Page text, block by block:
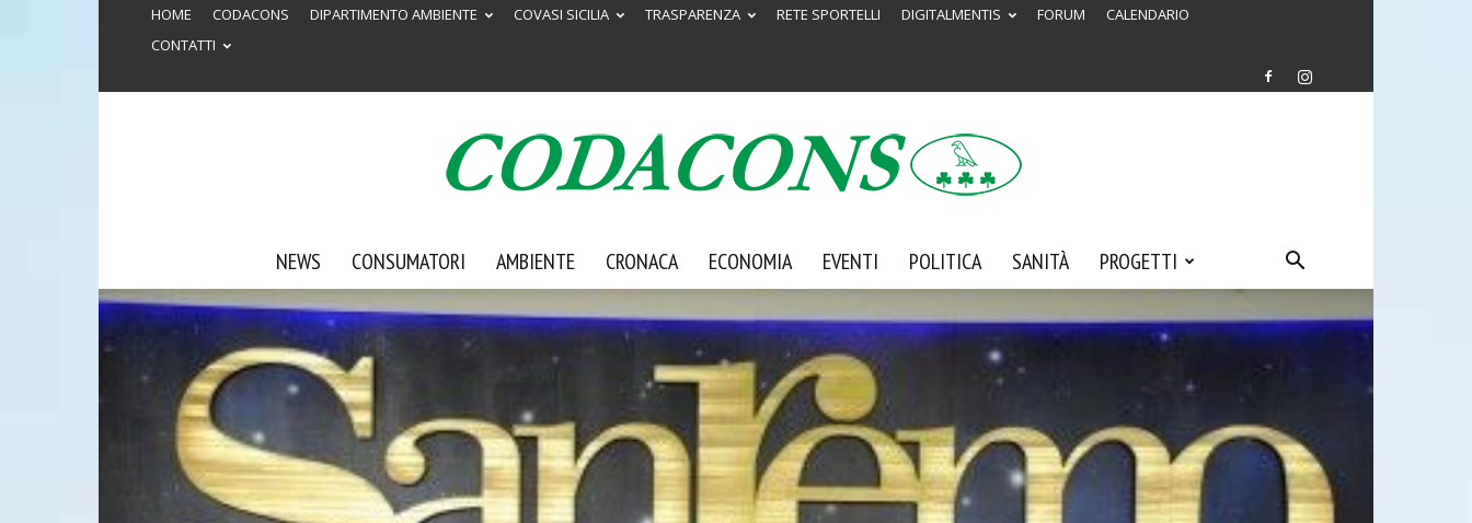
HOME CODACONS DIPARTIMENTO AMBIENTE COVASI SICILIA TRASPARENZA RETE SPORTELLI DIGITALMENTIS FORUM
CALENDARIO
CONTATTI
Codacons
Sicilia
NEWS CONSUMATORI AMBIENTE CRONACA ECONOMIA EVENTI POLITICA SANITÀ PROGETTI